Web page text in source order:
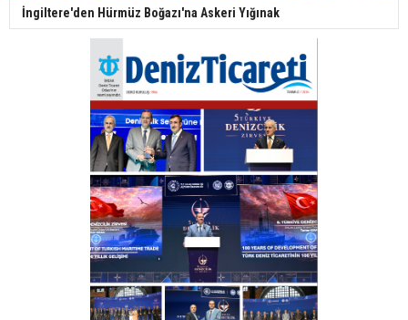
İngiltere'den Hürmüz Boğazı'na Askeri Yığınak